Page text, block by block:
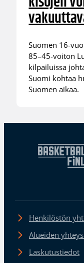
Suomen 16-
85–45-voiton
kilpailuissa
Suomi kohtaa
Suomen aikaa.
Henkilöstön
Alueiden
Laskutustiedot